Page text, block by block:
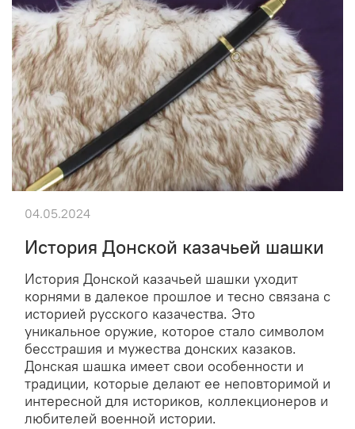
История Донской казачьей шашки
История Донской казачьей шашки уходит
корнями в далекое прошлое и тесно связана с
историей русского казачества. Это
уникальное оружие, которое стало символом
бесстрашия и мужества донских казаков.
Донская шашка имеет свои особенности и
традиции, которые делают ее неповторимой и
интересной для историков, коллекционеров и
любителей военной истории.
04.05.2024